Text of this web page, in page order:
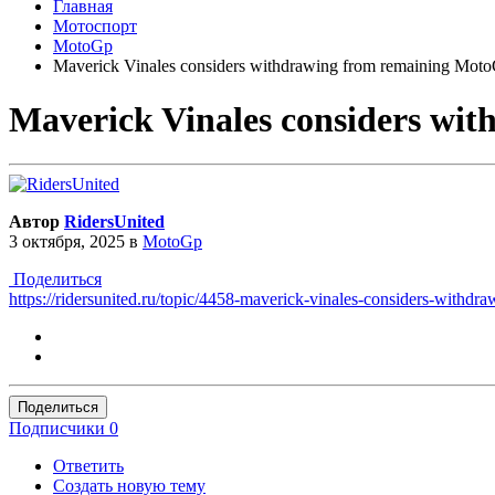
Главная
Мотоспорт
MotoGp
Maverick Vinales considers withdrawing from remaining
Maverick Vinales considers
Автор RidersUnited
3 октября, 2025 в MotoGp
Поделиться
https://ridersunited.ru/topic/4458-maverick-vinales-considers-
Поделиться
Подписчики 0
Ответить
Создать новую тему